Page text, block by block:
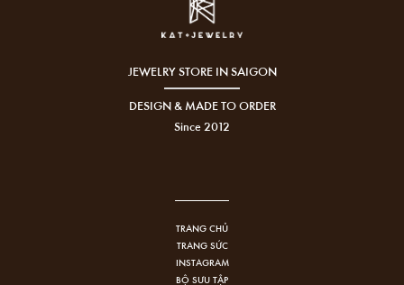
JEWELRY STORE IN SAIGON
DESIGN & MADE TO ORDER
Since 2012
TRANG CHỦ
TRANG SỨC
INSTAGRAM
BỘ SƯU TẬP